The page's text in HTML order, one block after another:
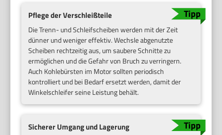
Pflege der Verschleißteile
Die Trenn- und Schleifscheiben werden mit der Zeit
dünner und weniger effektiv. Wechsle abgenutzte
Scheiben rechtzeitig aus, um saubere Schnitte zu
ermöglichen und die Gefahr von Bruch zu verringern.
Auch Kohlebürsten im Motor sollten periodisch
kontrolliert und bei Bedarf ersetzt werden, damit der
Winkelschleifer seine Leistung behält.
Sicherer Umgang und Lagerung